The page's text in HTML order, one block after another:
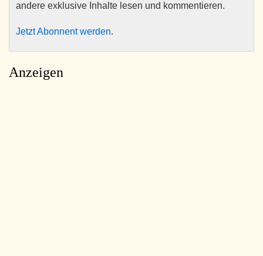
andere exklusive Inhalte lesen und kommentieren.
Jetzt Abonnent werden.
Anzeigen